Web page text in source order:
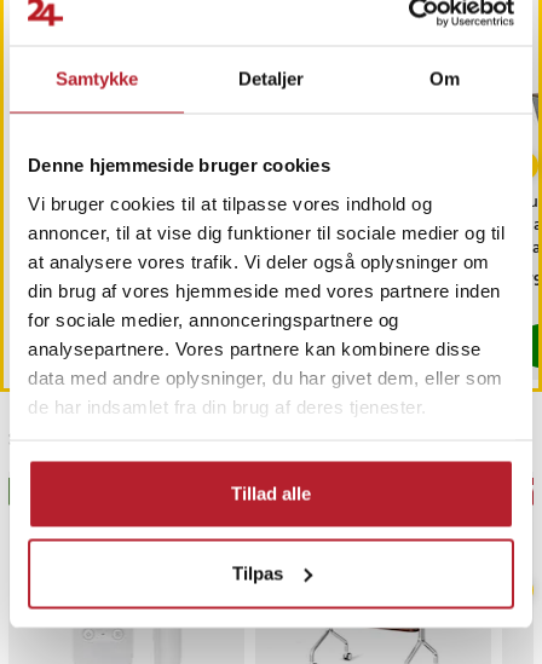
Samtykke Detaljer Om
Denne hjemmeside bruger cookies
Vi bruger cookies til at tilpasse vores indhold og
annoncer, til at vise dig funktioner til sociale medier og til
at analysere vores trafik. Vi deler også oplysninger om
din brug af vores hjemmeside med vores partnere inden
for sociale medier, annonceringspartnere og
analysepartnere. Vores partnere kan kombinere disse
data med andre oplysninger, du har givet dem, eller som
de har indsamlet fra din brug af deres tjenester.
Tillad alle
Tilpas
Trimmerhoved til
næsehår til Philips
OneBlade /
næsehårstrimmer /
næsetrimmerhoved
Pris: 69 kr.
69 kr.
Findes på lager, Leveres i løbet af 1-2 hverdage
Køb
Trådløse LED-spotlights,
6-pak / pucklamper med
fjernbetjening / dæmpbar
skabsbelysning
Nuværende pris:
149 kr.Tidligere pris:199 kr.
149 kr. 199 kr.
Findes på lager, Leveres i løbet af 1-2
Køb
Sidst besøgt